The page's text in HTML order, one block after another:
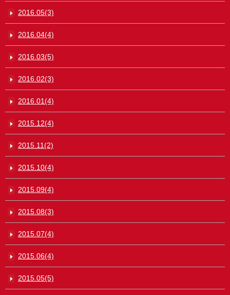
2016.05(3)
2016.04(4)
2016.03(5)
2016.02(3)
2016.01(4)
2015.12(4)
2015.11(2)
2015.10(4)
2015.09(4)
2015.08(3)
2015.07(4)
2015.06(4)
2015.05(5)